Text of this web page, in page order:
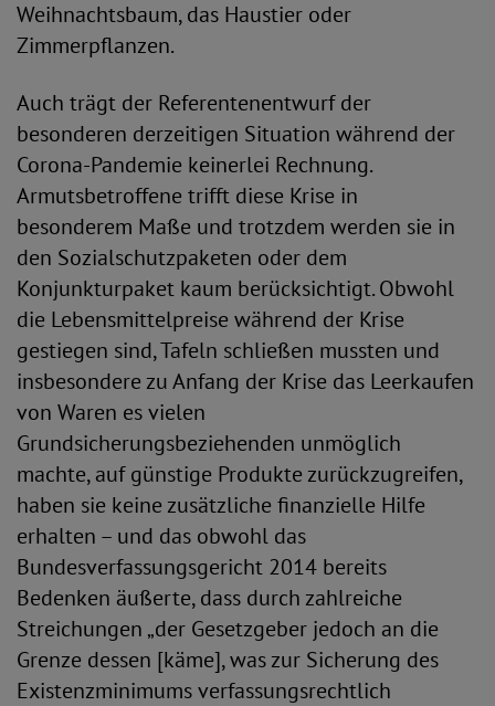
Weihnachtsbaum, das Haustier oder
Zimmerpflanzen.
Auch trägt der Referentenentwurf der
besonderen derzeitigen Situation während der
Corona-Pandemie keinerlei Rechnung.
Armutsbetroffene trifft diese Krise in
besonderem Maße und trotzdem werden sie in
den Sozialschutzpaketen oder dem
Konjunkturpaket kaum berücksichtigt. Obwohl
die Lebensmittelpreise während der Krise
gestiegen sind, Tafeln schließen mussten und
insbesondere zu Anfang der Krise das Leerkaufen
von Waren es vielen
Grundsicherungsbeziehenden unmöglich
machte, auf günstige Produkte zurückzugreifen,
haben sie keine zusätzliche finanzielle Hilfe
erhalten – und das obwohl das
Bundesverfassungsgericht 2014 bereits
Bedenken äußerte, dass durch zahlreiche
Streichungen „der Gesetzgeber jedoch an die
Grenze dessen [käme], was zur Sicherung des
Existenzminimums verfassungsrechtlich